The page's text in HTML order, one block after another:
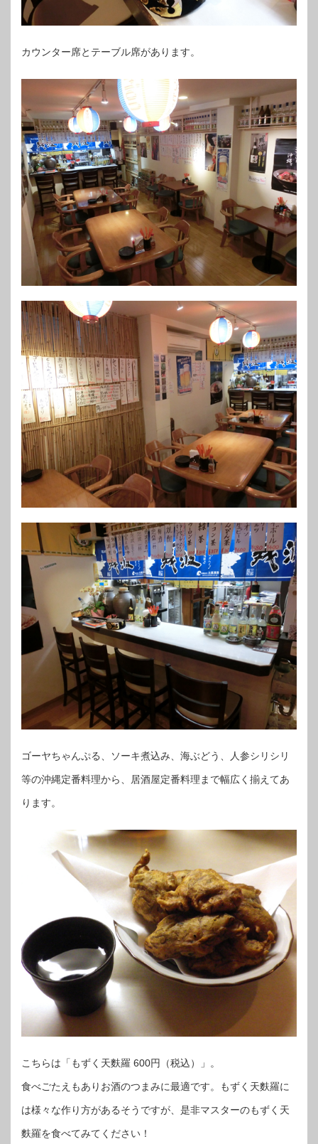
カウンター席とテーブル席があります。
ゴーヤちゃんぷる、ソーキ煮込み、海ぶどう、人参シリシリ
等の沖縄定番料理から、居酒屋定番料理まで幅広く揃えてあ
ります。
こちらは「もずく天麩羅 600円（税込）」。
食べごたえもありお酒のつまみに最適です。もずく天麩羅に
は様々な作り方があるそうですが、是非マスターのもずく天
麩羅を食べてみてください！